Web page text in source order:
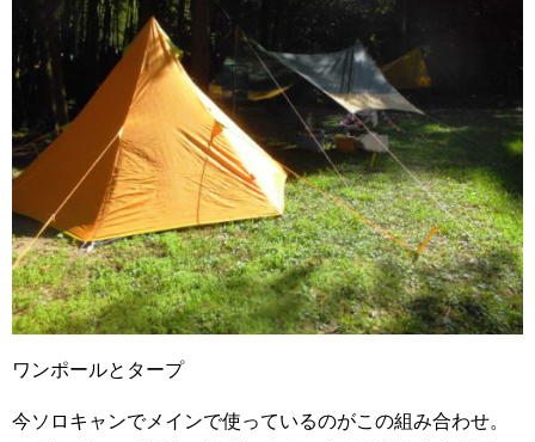
ワンポールとタープ
今ソロキャンでメインで使っているのがこの組み合わせ。